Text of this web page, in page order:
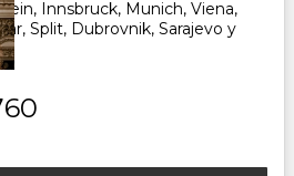
Innsbruck, Munich, Viena,
Split, Dubrovnik, Sarajevo y